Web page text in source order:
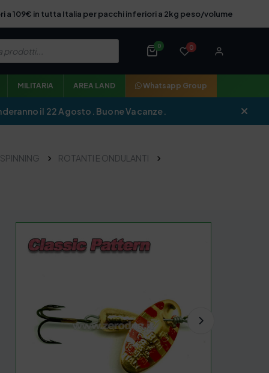
a 109€ in tutta Italia per pacchi inferiori a 2kg peso/volume
0 0
MILITARIA AREA LAND Whatsapp Group
il 22 Agosto. Buone Vacanze.
SPINNING ROTANTI E ONDULANTI